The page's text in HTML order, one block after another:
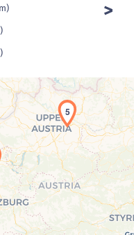
5